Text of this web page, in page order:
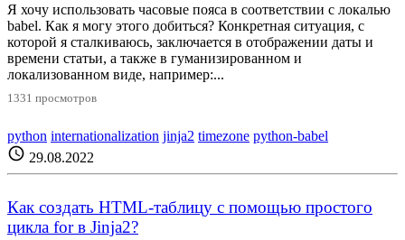
Я хочу использовать часовые пояса в соответствии с локалью
babel. Как я могу этого добиться? Конкретная ситуация, с
которой я сталкиваюсь, заключается в отображении даты и
времени статьи, а также в гуманизированном и
локализованном виде, например:...
1331 просмотров
python internationalization jinja2 timezone python-babel
schedule 29.08.2022
Как создать HTML-таблицу с помощью простого
цикла for в Jinja2?